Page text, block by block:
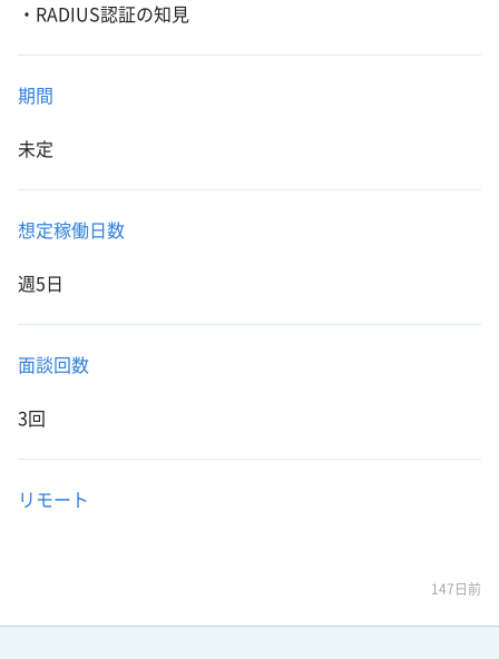
・RADIUS認証の知見
期間
未定
想定稼働日数
週5日
面談回数
3回
リモート
147日前